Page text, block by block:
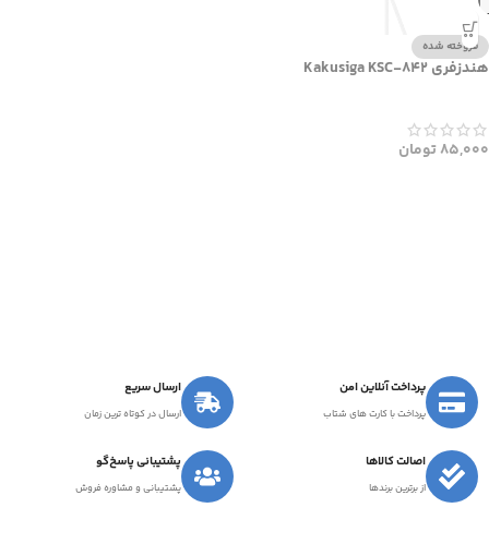
فروخته شده
هندزفری Kakusiga KSC-842
85,000تومان
پرداخت آنلاین امن
پرداخت با کارت های شتاب
ارسال سریع
ارسال در کوتاه ترین زمان
اصالت کالاها
از برترین برندها
پشتیبانی پاسخ‌گو
پشتیبانی و مشاوره فروش